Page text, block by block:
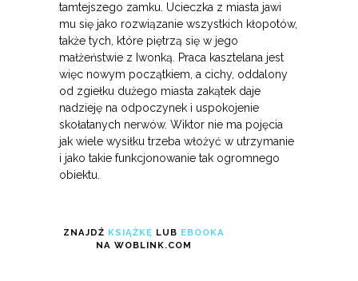
tamtejszego zamku. Ucieczka z miasta jawi
mu się jako rozwiązanie wszystkich kłopotów,
także tych, które piętrzą się w jego
małżeństwie z Iwonką. Praca kasztelana jest
więc nowym początkiem, a cichy, oddalony
od zgiełku dużego miasta zakątek daje
nadzieję na odpoczynek i uspokojenie
skołatanych nerwów. Wiktor nie ma pojęcia
jak wiele wysiłku trzeba włożyć w utrzymanie
i jako takie funkcjonowanie tak ogromnego
obiektu.
ZNAJDŹ KSIĄŻKĘ LUB EBOOKA
NA WOBLINK.COM